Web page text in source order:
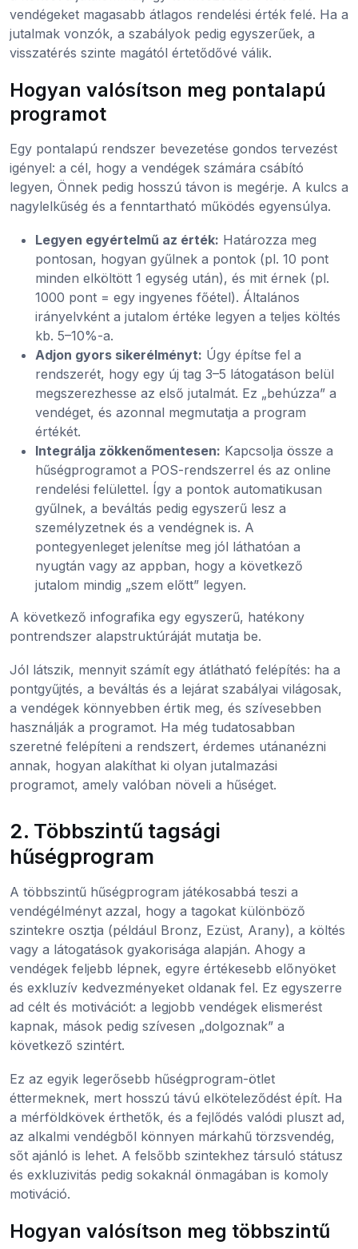
vendégeket magasabb átlagos rendelési érték felé. Ha a
jutalmak vonzók, a szabályok pedig egyszerűek, a
visszatérés szinte magától értetődővé válik.
Hogyan valósítson meg pontalapú
programot
Egy pontalapú rendszer bevezetése gondos tervezést
igényel: a cél, hogy a vendégek számára csábító
legyen, Önnek pedig hosszú távon is megérje. A kulcs a
nagylelkűség és a fenntartható működés egyensúlya.
Legyen egyértelmű az érték: Határozza meg
pontosan, hogyan gyűlnek a pontok (pl. 10 pont
minden elköltött 1 egység után), és mit érnek (pl.
1000 pont = egy ingyenes főétel). Általános
irányelvként a jutalom értéke legyen a teljes költés
kb. 5–10%-a.
Adjon gyors sikerélményt: Úgy építse fel a
rendszerét, hogy egy új tag 3–5 látogatáson belül
megszerezhesse az első jutalmát. Ez „behúzza” a
vendéget, és azonnal megmutatja a program
értékét.
Integrálja zökkenőmentesen: Kapcsolja össze a
hűségprogramot a POS-rendszerrel és az online
rendelési felülettel. Így a pontok automatikusan
gyűlnek, a beváltás pedig egyszerű lesz a
személyzetnek és a vendégnek is. A
pontegyenleget jelenítse meg jól láthatóan a
nyugtán vagy az appban, hogy a következő
jutalom mindig „szem előtt” legyen.
A következő infografika egy egyszerű, hatékony
pontrendszer alapstruktúráját mutatja be.
Jól látszik, mennyit számít egy átlátható felépítés: ha a
pontgyűjtés, a beváltás és a lejárat szabályai világosak,
a vendégek könnyebben értik meg, és szívesebben
használják a programot. Ha még tudatosabban
szeretné felépíteni a rendszert, érdemes utánanézni
annak, hogyan alakíthat ki olyan jutalmazási
programot, amely valóban növeli a hűséget.
2. Többszintű tagsági
hűségprogram
A többszintű hűségprogram játékosabbá teszi a
vendégélményt azzal, hogy a tagokat különböző
szintekre osztja (például Bronz, Ezüst, Arany), a költés
vagy a látogatások gyakorisága alapján. Ahogy a
vendégek feljebb lépnek, egyre értékesebb előnyöket
és exkluzív kedvezményeket oldanak fel. Ez egyszerre
ad célt és motivációt: a legjobb vendégek elismerést
kapnak, mások pedig szívesen „dolgoznak” a
következő szintért.
Ez az egyik legerősebb hűségprogram-ötlet
éttermeknek, mert hosszú távú elköteleződést épít. Ha
a mérföldkövek érthetők, és a fejlődés valódi pluszt ad,
az alkalmi vendégből könnyen márkahű törzsvendég,
sőt ajánló is lehet. A felsőbb szintekhez társuló státusz
és exkluzivitás pedig sokaknál önmagában is komoly
motiváció.
Hogyan valósítson meg többszintű